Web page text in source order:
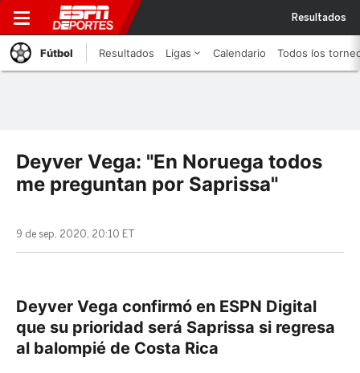
Resultados
Fútbol Resultados Ligas Calendario Todos los
Deyver Vega: "En Noruega todos
me preguntan por Saprissa"
9 de sep, 2020, 20:10 ET
Deyver Vega confirmó en ESPN Digital
que su prioridad será Saprissa si regresa
al balompié de Costa Rica